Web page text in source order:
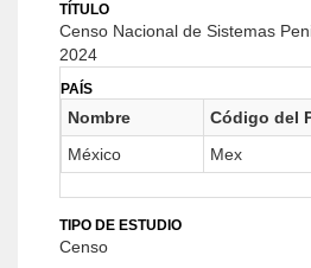
TÍTULO
Censo Nacional de Sistemas
2024
PAÍS
Nombre
Código del
México
Mex
TIPO DE ESTUDIO
Censo